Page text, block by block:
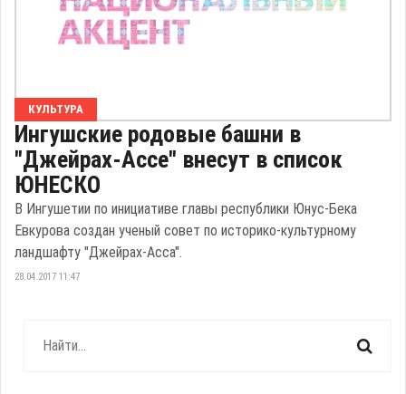
КУЛЬТУРА
Ингушские родовые башни в
"Джейрах-Ассе" внесут в список
ЮНЕСКО
В Ингушетии по инициативе главы республики Юнус-Бека
Евкурова создан ученый совет по историко-культурному
ландшафту "Джейрах-Асса".
28.04.2017 11:47